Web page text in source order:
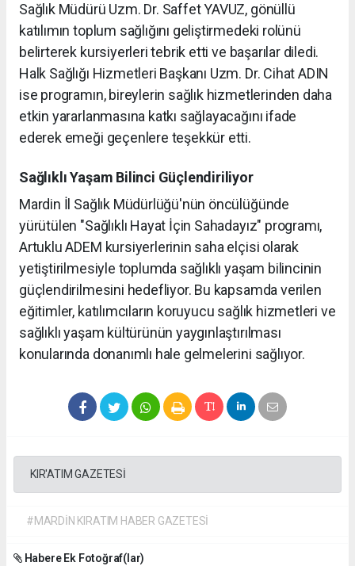
Sağlık Müdürü Uzm. Dr. Saffet YAVUZ, gönüllü
katılımın toplum sağlığını geliştirmedeki rolünü
belirterek kursiyerleri tebrik etti ve başarılar diledi.
Halk Sağlığı Hizmetleri Başkanı Uzm. Dr. Cihat ADIN
ise programın, bireylerin sağlık hizmetlerinden daha
etkin yararlanmasına katkı sağlayacağını ifade
ederek emeği geçenlere teşekkür etti.
Sağlıklı Yaşam Bilinci Güçlendiriliyor
Mardin İl Sağlık Müdürlüğü'nün öncülüğünde
yürütülen "Sağlıklı Hayat İçin Sahadayız" programı,
Artuklu ADEM kursiyerlerinin saha elçisi olarak
yetiştirilmesiyle toplumda sağlıklı yaşam bilincinin
güçlendirilmesini hedefliyor. Bu kapsamda verilen
eğitimler, katılımcıların koruyucu sağlık hizmetleri ve
sağlıklı yaşam kültürünün yaygınlaştırılması
konularında donanımlı hale gelmelerini sağlıyor.
KIR'ATIM GAZETESİ
#MARDİN KIRATIM HABER GAZETESİ
Habere Ek Fotoğraf(lar)